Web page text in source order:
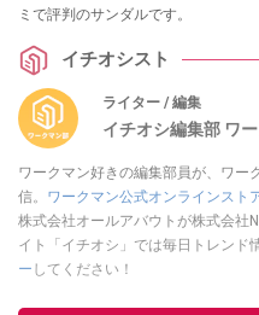
ミで評判のサンダルです。
イチオシスト
ライター / 編集
イチオシ編集部 ワ
ワークマン好きの編集部員が、ワー
信。 ワークマン公式オンラインスト
株式会社オールアバウトが株式会社
イト「イチオシ」では毎日トレンド
ー してください！
こ